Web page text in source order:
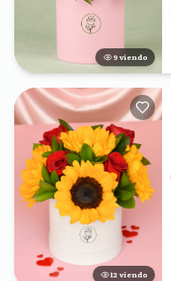
10 viendo
13 viendo